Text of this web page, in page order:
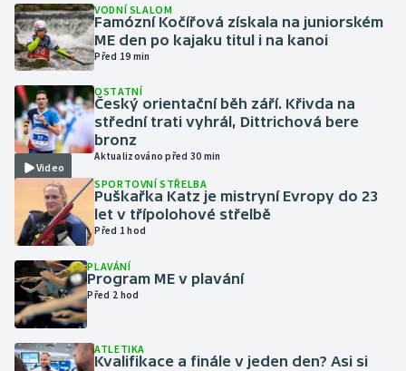
Golf
Gymnastika
Házená
Jezdectví
Judo
Krasobruslení
Lezení
Lyže a snowboard
Moderní pětiboj
VODNÍ SLALOM
Famózní Kočířová získala na juniorském
ME den po kajaku titul i na kanoi
Před 19 min
Video
OSTATNÍ
Český orientační běh září. Křivda na
střední trati vyhrál, Dittrichová bere
bronz
Aktualizováno před 30 min
SPORTOVNÍ STŘELBA
Puškařka Katz je mistryní Evropy do 23
let v třípolohové střelbě
Před 1 hod
PLAVÁNÍ
Program ME v plavání
Před 2 hod
ATLETIKA
Kvalifikace a finále v jeden den? Asi si